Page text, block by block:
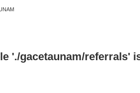
'./gacetaunam/referrals'